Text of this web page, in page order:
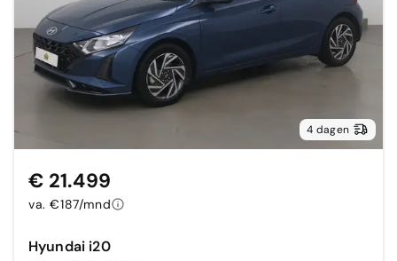
4 dagen
Hyundai i20
€ 21.499
va. €187/mnd